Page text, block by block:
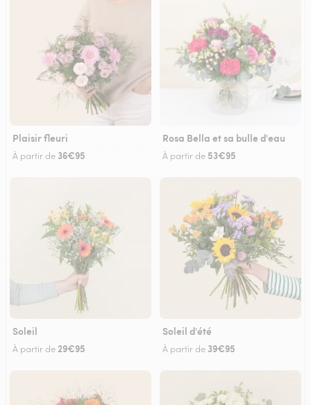
Plaisir fleuri
À partir de 36€95
Rosa Bella et sa bulle d'eau
À partir de 53€95
Soleil
À partir de29€95
Soleil d'été
À partir de 39€95